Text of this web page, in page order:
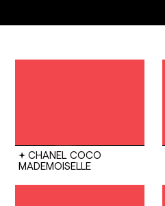
CHANEL COCO
MADEMOISELLE